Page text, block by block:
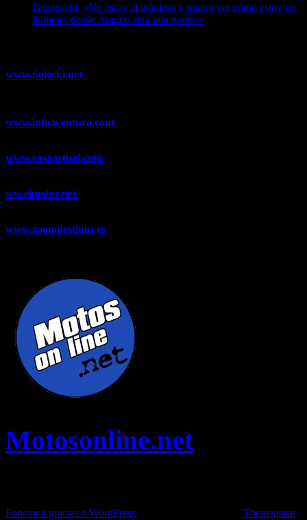
Bezzecchi: «No estoy al máximo y quiero ver cómo estoy en
la moto; desde Aragón será una guerra»
www.Soloski.net
www.infoaventura.com
www.casaactual.com
ww.elmotor.net
www.zoomdestinos.es
Motosonline.net
Funciona gracias a WordPress
Themeansar.